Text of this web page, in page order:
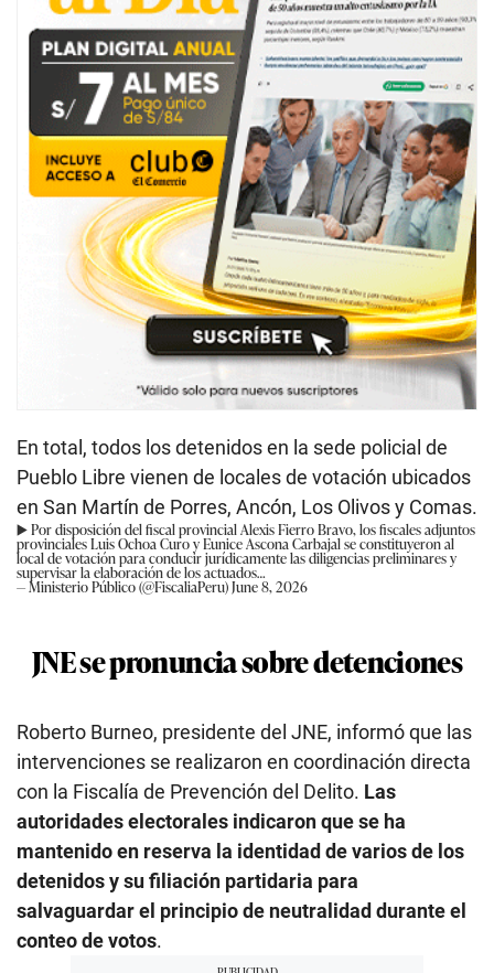
En total, todos los detenidos en la sede policial de
Pueblo Libre vienen de locales de votación ubicados
en San Martín de Porres, Ancón, Los Olivos y Comas.
▶️ Por disposición del fiscal provincial Alexis Fierro Bravo, los fiscales adjuntos
provinciales Luis Ochoa Curo y Eunice Ascona Carbajal se constituyeron al
local de votación para conducir jurídicamente las diligencias preliminares y
supervisar la elaboración de los actuados…
— Ministerio Público (@FiscaliaPeru)June 8, 2026
JNE se pronuncia sobre detenciones
Roberto Burneo, presidente del JNE, informó que las
intervenciones se realizaron en coordinación directa
con la Fiscalía de Prevención del Delito. Las
autoridades electorales indicaron que se ha
mantenido en reserva la identidad de varios de los
detenidos y su filiación partidaria para
salvaguardar el principio de neutralidad durante el
conteo de votos.